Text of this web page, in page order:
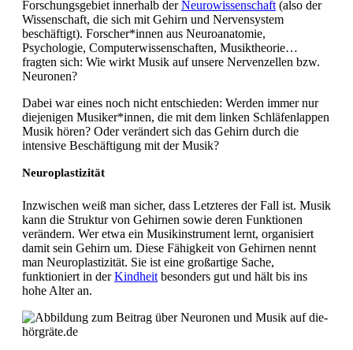
Forschungsgebiet innerhalb derNeurowissenschaft (also der
Wissenschaft, die sich mit Gehirn und Nervensystem
beschäftigt). Forscher*innen aus Neuroanatomie,
Psychologie, Computerwissenschaften, Musiktheorie…
fragten sich: Wie wirkt Musik auf unsere Nervenzellen bzw.
Neuronen?
Dabei war eines noch nicht entschieden: Werden immer nur
diejenigen Musiker*innen, die mit dem linken Schläfenlappen
Musik hören? Oder verändert sich das Gehirn durch die
intensive Beschäftigung mit der Musik?
Neuroplastizität
Inzwischen weiß man sicher, dass Letzteres der Fall ist. Musik
kann die Struktur von Gehirnen sowie deren Funktionen
verändern. Wer etwa ein Musikinstrument lernt, organisiert
damit sein Gehirn um. Diese Fähigkeit von Gehirnen nennt
man Neuroplastizität. Sie ist eine großartige Sache,
funktioniert in derKindheit besonders gut und hält bis ins
hohe Alter an.